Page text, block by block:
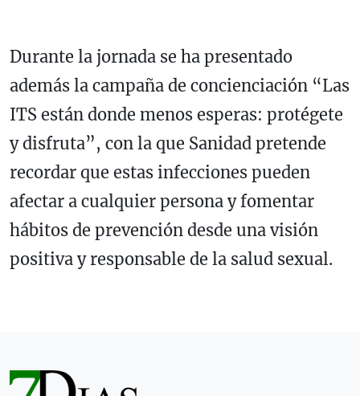
Durante la jornada se ha presentado
además la campaña de concienciación “Las
ITS están donde menos esperas: protégete
y disfruta”, con la que Sanidad pretende
recordar que estas infecciones pueden
afectar a cualquier persona y fomentar
hábitos de prevención desde una visión
positiva y responsable de la salud sexual.